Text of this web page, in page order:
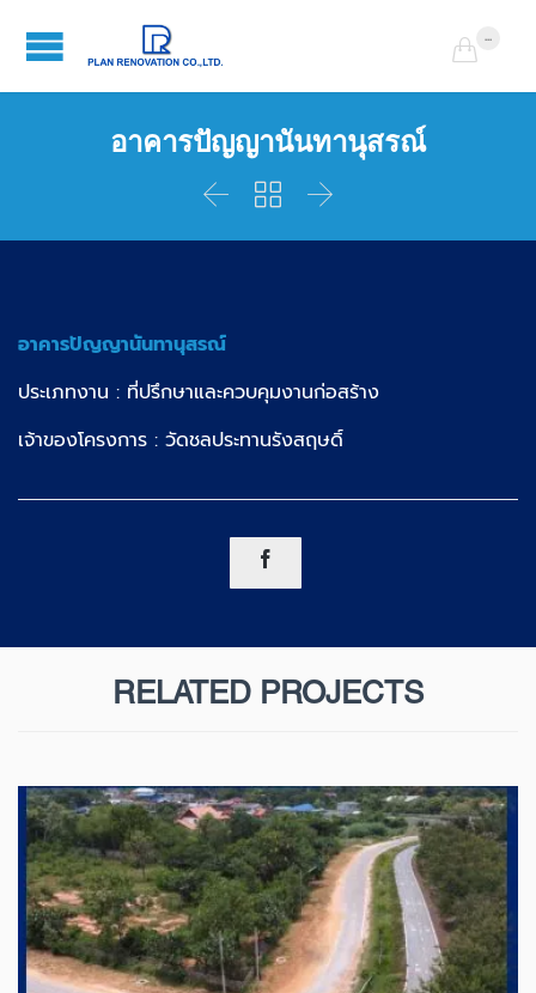

...
อาคารปัญญานันทานุสรณ์
  
อาคารปัญญานันทานุสรณ์
ประเภทงาน : ที่ปรึกษาและควบคุมงานก่อสร้าง
เจ้าของโครงการ : วัดชลประทานรังสฤษดิ์

RELATED PROJECTS